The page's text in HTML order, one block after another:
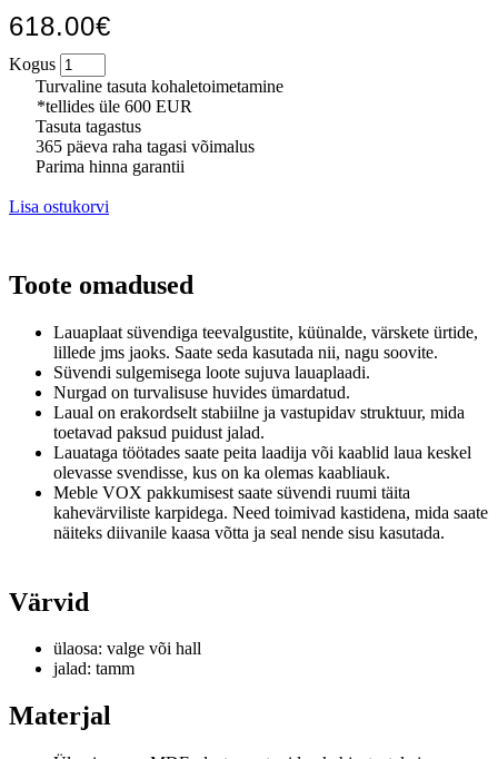
618.00€
Kogus
Turvaline tasuta kohaletoimetamine
*tellides üle 600 EUR
Tasuta tagastus
365 päeva raha tagasi võimalus
Parima hinna garantii
Lisa ostukorvi
Toote omadused
Lauaplaat süvendiga teevalgustite, küünalde, värskete ürtide,
lillede jms jaoks. Saate seda kasutada nii, nagu soovite.
Süvendi sulgemisega loote sujuva lauaplaadi.
Nurgad on turvalisuse huvides ümardatud.
Laual on erakordselt stabiilne ja vastupidav struktuur, mida
toetavad paksud puidust jalad.
Lauataga töötades saate peita laadija või kaablid laua keskel
olevasse svendisse, kus on ka olemas kaabliauk.
Meble VOX pakkumisest saate süvendi ruumi täita
kahevärviliste karpidega. Need toimivad kastidena, mida saate
näiteks diivanile kaasa võtta ja seal nende sisu kasutada.
Värvid
ülaosa: valge või hall
jalad: tamm
Materjal